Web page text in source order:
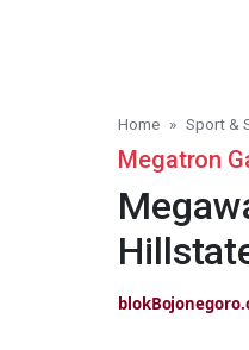
Home Sport &
Megatron